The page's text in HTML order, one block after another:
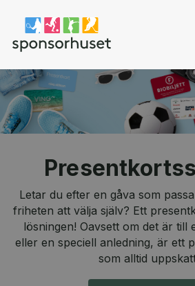
Letar du efter en gåva som
friheten att välja själv? Ett
lösningen! Oavsett om det är till
eller en speciell anledning, är ett
som alltid